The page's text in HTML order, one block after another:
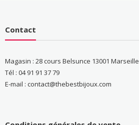
Contact
Magasin : 28 cours Belsunce 13001 Marseille
Tél : 04 91 91 37 79
E-mail : contact@thebestbijoux.com